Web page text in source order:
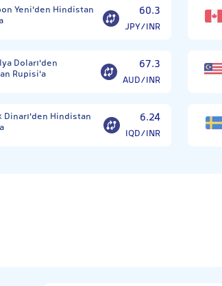
Yeni'den Hindistan 60.3
JPY/INR
Doları'den
Rupisi'a
67.3
AUD/INR
Dinarı'den Hindistan 6.24
IQD/INR